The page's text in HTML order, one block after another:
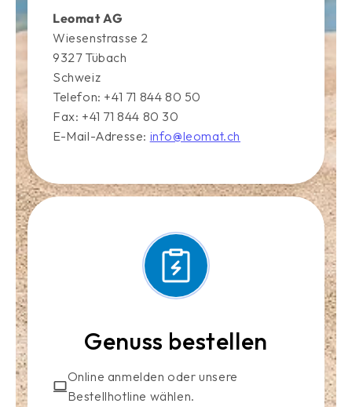
Leomat AG
Wiesenstrasse 2
9327 Tübach
Schweiz
Telefon: +41 71 844 80 50
Fax: +41 71 844 80 30
E-Mail-Adresse: info@leomat.ch
Genuss bestellen
Online anmelden oder unsere
Bestellhotline wählen.